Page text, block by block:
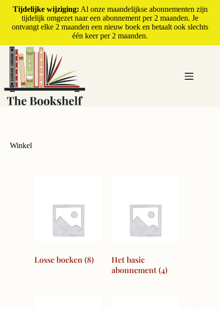
Tijdelijke wijziging: Al onze maandelijkse abonnementen zijn
tijdelijk omgezet naar een abonnement per 2 maanden. Je
ontvangt elke 2 maanden een nieuw boek en betaalt ook slechts
één keer per 2 maanden.
Winkel
Losse boeken (8)
Het basic
abonnement(4)